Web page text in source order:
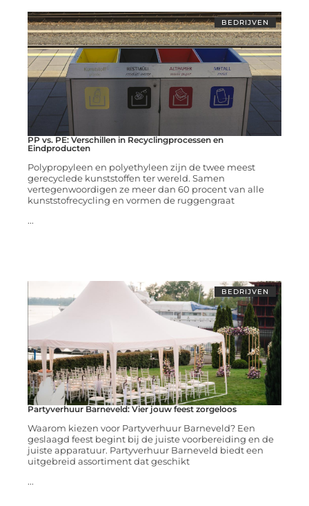
BEDRIJVEN
PP vs. PE: Verschillen in Recyclingprocessen en
Eindproducten
Polypropyleen en polyethyleen zijn de twee meest
gerecyclede kunststoffen ter wereld. Samen
vertegenwoordigen ze meer dan 60 procent van alle
kunststofrecycling en vormen de ruggengraat
...
BEDRIJVEN
Partyverhuur Barneveld: Vier jouw feest zorgeloos
Waarom kiezen voor Partyverhuur Barneveld? Een
geslaagd feest begint bij de juiste voorbereiding en de
juiste apparatuur. Partyverhuur Barneveld biedt een
uitgebreid assortiment dat geschikt
...